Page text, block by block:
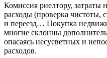
Комиссия риелтору, затраты
расходы (проверка чистоты,
и переезд… Покупка
многие склонны
опасаясь несусветных и
расходов.